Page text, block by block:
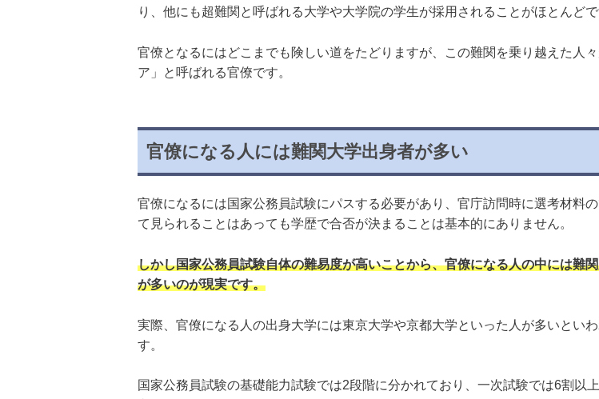
り、他にも超難関と呼ばれる大学や大学院の学生が採用されることがほとんどで
官僚となるにはどこまでも険しい道をたどりますが、この難関を乗り越えた人々
ア」と呼ばれる官僚です。
官僚になる人には難関大学出身者が多い
官僚になるには国家公務員試験にパスする必要があり、官庁訪問時に選考材料
て見られることはあっても学歴で合否が決まることは基本的にありません。
しかし国家公務員試験自体の難易度が高いことから、官僚になる人の中には難
が多いのが現実です。
実際、官僚になる人の出身大学には東京大学や京都大学といった人が多いといわ
す。
国家公務員試験の基礎能力試験では2段階に分かれており、一次試験では6割以